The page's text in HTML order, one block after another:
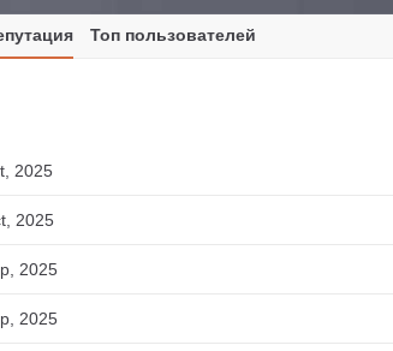
Топ пользователей
2025
2025
2025
2025